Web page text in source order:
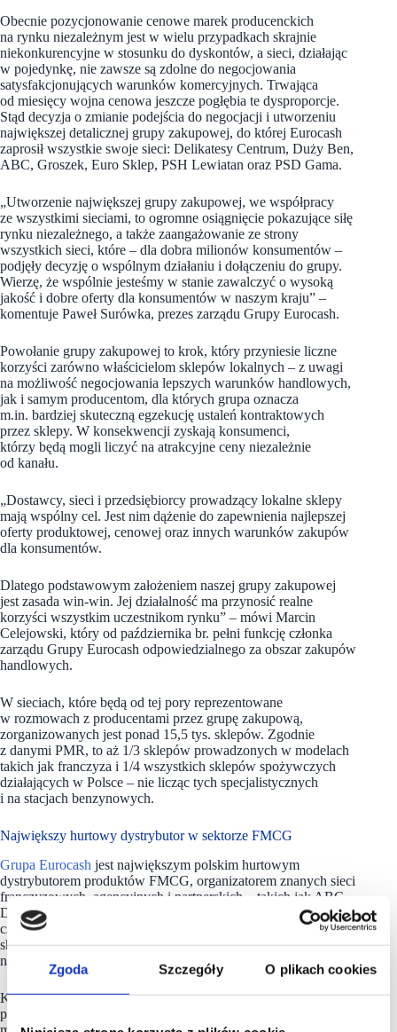
Zgoda Szczegóły O plikach cookies
Obecnie pozycjonowanie cenowe marek producenckich
na rynku niezależnym jest w wielu przypadkach skrajnie
niekonkurencyjne w stosunku do dyskontów, a sieci, działając
w pojedynkę, nie zawsze są zdolne do negocjowania
satysfakcjonujących warunków komercyjnych. Trwająca
od miesięcy wojna cenowa jeszcze pogłębia te dysproporcje.
Stąd decyzja o zmianie podejścia do negocjacji i utworzeniu
największej detalicznej grupy zakupowej, do której Eurocash
zaprosił wszystkie swoje sieci: Delikatesy Centrum, Duży Ben,
ABC, Groszek, Euro Sklep, PSH Lewiatan oraz PSD Gama.
„Utworzenie największej grupy zakupowej, we współpracy
ze wszystkimi sieciami, to ogromne osiągnięcie pokazujące siłę
rynku niezależnego, a także zaangażowanie ze strony
wszystkich sieci, które – dla dobra milionów konsumentów –
podjęły decyzję o wspólnym działaniu i dołączeniu do grupy.
Wierzę, że wspólnie jesteśmy w stanie zawalczyć o wysoką
jakość i dobre oferty dla konsumentów w naszym kraju” –
komentuje Paweł Surówka, prezes zarządu Grupy Eurocash.
Powołanie grupy zakupowej to krok, który przyniesie liczne
korzyści zarówno właścicielom sklepów lokalnych – z uwagi
na możliwość negocjowania lepszych warunków handlowych,
jak i samym producentom, dla których grupa oznacza
m.in. bardziej skuteczną egzekucję ustaleń kontraktowych
przez sklepy. W konsekwencji zyskają konsumenci,
którzy będą mogli liczyć na atrakcyjne ceny niezależnie
od kanału.
„Dostawcy, sieci i przedsiębiorcy prowadzący lokalne sklepy
mają wspólny cel. Jest nim dążenie do zapewnienia najlepszej
oferty produktowej, cenowej oraz innych warunków zakupów
dla konsumentów.
Dlatego podstawowym założeniem naszej grupy zakupowej
jest zasada win-win. Jej działalność ma przynosić realne
korzyści wszystkim uczestnikom rynku” – mówi Marcin
Celejowski, który od października br. pełni funkcję członka
zarządu Grupy Eurocash odpowiedzialnego za obszar zakupów
handlowych.
W sieciach, które będą od tej pory reprezentowane
w rozmowach z producentami przez grupę zakupową,
zorganizowanych jest ponad 15,5 tys. sklepów. Zgodnie
z danymi PMR, to aż 1/3 sklepów prowadzonych w modelach
takich jak franczyza i 1/4 wszystkich sklepów spożywczych
działających w Polsce – nie licząc tych specjalistycznych
i na stacjach benzynowych.
Największy hurtowy dystrybutor w sektorze FMCG
Grupa Eurocash jest największym polskim hurtowym
dystrybutorem produktów FMCG, organizatorem znanych sieci
franczyzowych, agencyjnych i partnerskich – takich jak ABC,
Delikatesy Centrum, Groszek, Gama, Duży Ben, Lewiatan
czy Euro Sklep; partnerem logistycznym i technologicznym
sklepów lokalnych, a także właścicielem marketu e-grocery
nr 1 w Polsce: Frisco.pl.
Klientami Eurocash są przede wszystkim lokalni
przedsiębiorcy, którym Grupa oferuje z jednej strony efektywne